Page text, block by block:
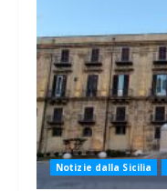
Notizie dalla Sicilia